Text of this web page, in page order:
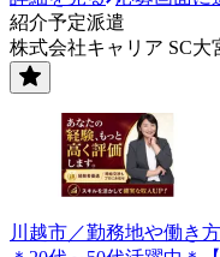
紹介予定派遣
株式会社キャリア SC大
川越市／勤務地や働き